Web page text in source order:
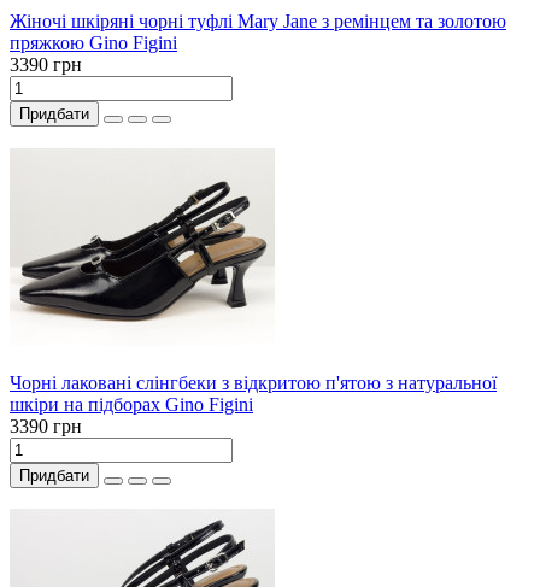
Жіночі шкіряні чорні туфлі Mary Jane з ремінцем та золотою
пряжкою Gino Figini
3390 грн
Придбати
Чорні лаковані слінгбеки з відкритою п'ятою з натуральної
шкіри на підборах Gino Figini
3390 грн
Придбати